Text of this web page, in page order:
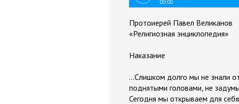
00:00
Протоиерей Павел Великанов
«Религиозная энциклопедия»
Наказание
…Слишком долго мы не знали
поднятыми головами, не
Сегодня мы открываем для